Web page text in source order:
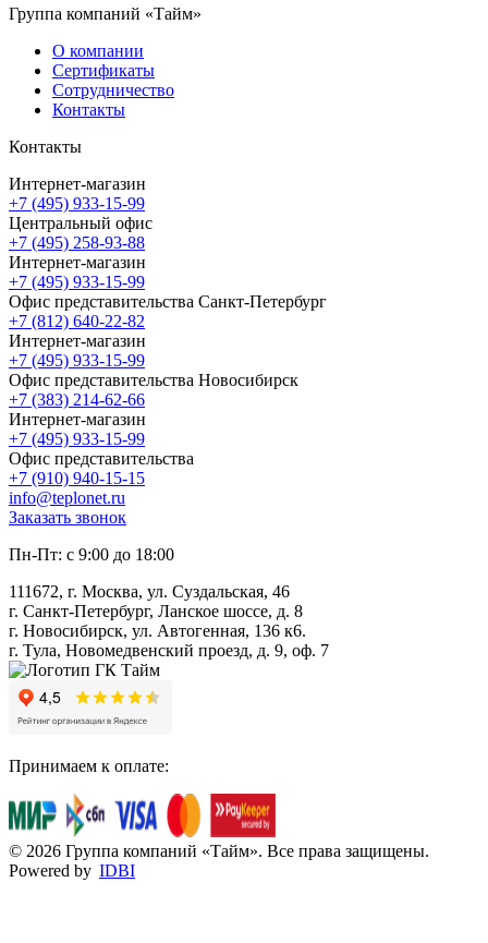
Группа компаний «Тайм»
О компании
Сертификаты
Сотрудничество
Контакты
Контакты
Интернет-магазин
+7 (495) 933-15-99
Центральный офис
+7 (495) 258-93-88
Интернет-магазин
+7 (495) 933-15-99
Офис представительства Санкт-Петербург
+7 (812) 640-22-82
Интернет-магазин
+7 (495) 933-15-99
Офис представительства Новосибирск
+7 (383) 214-62-66
Интернет-магазин
+7 (495) 933-15-99
Офис представительства
+7 (910) 940-15-15
info@teplonet.ru
Заказать звонок
Пн-Пт: с 9:00 до 18:00
111672, г. Москва, ул. Суздальская, 46
г. Санкт-Петербург, Ланское шоссе, д. 8
г. Новосибирск, ул. Автогенная, 136 к6.
г. Тула, Новомедвенский проезд, д. 9, оф. 7
Принимаем к оплате:
© 2026 Группа компаний «Тайм». Все права защищены.
Powered by IDBI